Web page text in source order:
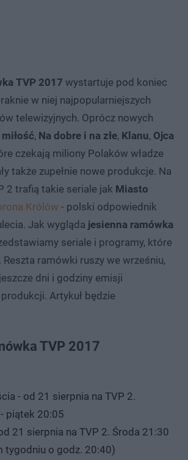
TVP 2017 wystartuje pod koniec
w niej najpopularniejszych
telewizyjnych. Oprócz nowych
, Na dobre i na złe, Klanu, Ojca
czekają miliony Polaków władze
także zupełnie nowe produkcje. Na
2 trafią takie seriale jak Miasto
Królów - polski odpowiednik
Jak wygląda jesienna ramówka
seriale i programy, które
Reszta ramówki ruszy we wrześniu,
dni i godziny emisji
Artykuł będzie
TVP 2017
- od 21 sierpnia na TVP 2.
piątek 20:05
21 sierpnia na TVP 2. Środa 21:30
tygodniu o godz. 20:40)